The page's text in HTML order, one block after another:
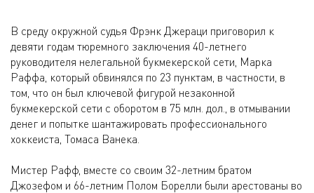
В среду окружной судья Фрэнк Джераци приговорил к
девяти годам тюремного заключения 40-летнего
руководителя нелегальной букмекерской сети, Марка
Раффа, который обвинялся по 23 пунктам, в частности, в
том, что он был ключевой фигурой незаконной
букмекерской сети с оборотом в 75 млн. дол., в отмывании
денег и попытке шантажировать профессионального
хоккеиста, Томаса Ванека.
Мистер Рафф, вместе со своим 32-летним братом
Джозефом и 66-летним Полом Борелли были арестованы во